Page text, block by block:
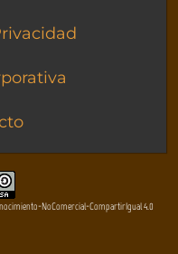
NoComercial-CompartirIgual 4.0